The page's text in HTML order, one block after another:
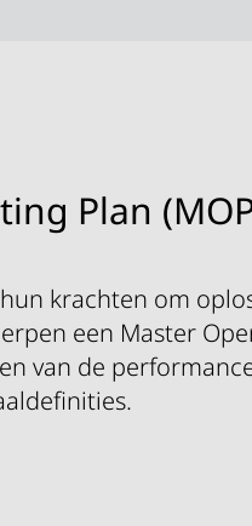
Plan
krachten om
een Master
van de